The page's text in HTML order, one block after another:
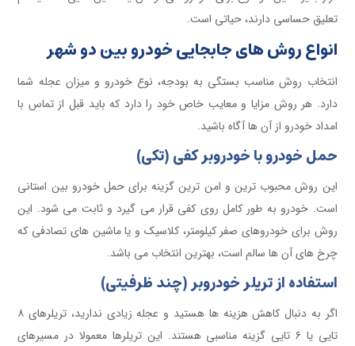
تعلیق حساسی دارند، حیاتی است.
انواع روش های جابجایی خودرو بین دو شهر
انتخاب روش مناسب بستگی به بودجه، نوع خودرو و میزان عجله شما
دارد. هر روش مزایا و معایب خاص خود را دارد که باید قبل از تماس با
امداد خودرو از آن ها آگاه باشید.
حمل خودرو با خودروبر کفی (تکی)
این روش محبوب ترین و امن ترین گزینه برای حمل خودرو بین استانی
است. خودرو به طور کامل روی کفی قرار می گیرد و ثابت می شود. این
روش برای خودروهای صفر کیلومتر، کلاسیک و یا ماشین های تصادفی که
چرخ های آن ها سالم است، بهترین انتخاب می باشد.
استفاده از تریلر خودروبر (چند ظرفیتی)
اگر به دنبال کاهش هزینه ها هستید و عجله زیادی ندارید، تریلرهای ۸
تایی یا ۶ تایی گزینه مناسبی هستند. این تریلرها معمولا در مسیرهای